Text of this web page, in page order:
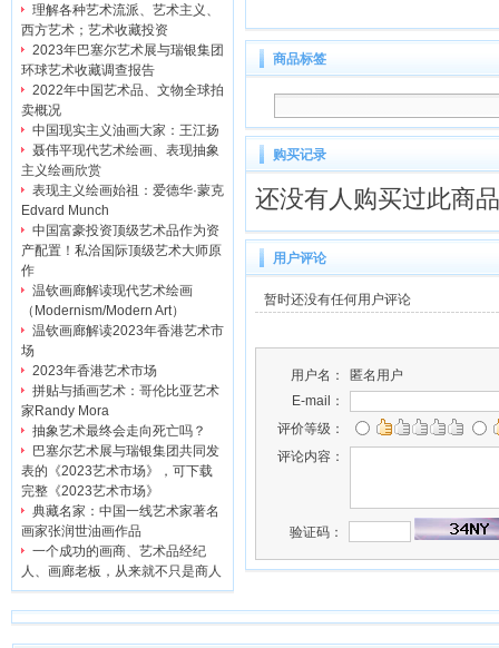
理解各种艺术流派、艺术主义、
西方艺术；艺术收藏投资
2023年巴塞尔艺术展与瑞银集团
环球艺术收藏调查报告
2022年中国艺术品、文物全球拍
卖概况
中国现实主义油画大家：王江扬
聂伟平现代艺术绘画、表现抽象
主义绘画欣赏
表现主义绘画始祖：爱德华·蒙克
Edvard Munch
中国富豪投资顶级艺术品作为资
产配置！私洽国际顶级艺术大师原
作
温钦画廊解读现代艺术绘画
（Modernism/Modern Art）
温钦画廊解读2023年香港艺术市
场
2023年香港艺术市场
拼贴与插画艺术：哥伦比亚艺术
家Randy Mora
抽象艺术最终会走向死亡吗？
巴塞尔艺术展与瑞银集团共同发
表的《2023艺术市场》，可下载
完整《2023艺术市场》
典藏名家：中国一线艺术家著名
画家张润世油画作品
一个成功的画商、艺术品经纪
人、画廊老板，从来就不只是商人
商品标签
购买记录
还没有人购买过此商品
用户评论
暂时还没有任何用户评论
用户名：
匿名用户
E-mail：
评价等级：
评论内容：
验证码：